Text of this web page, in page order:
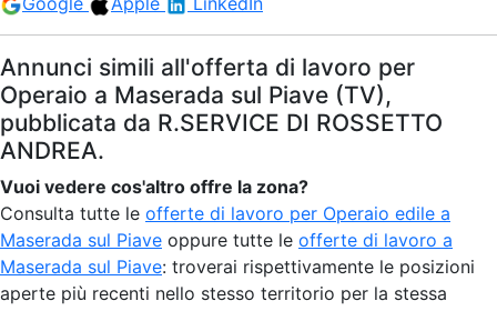
Annunci simili all'offerta di lavoro per
Operaio a Maserada sul Piave (TV),
pubblicata da R.SERVICE DI ROSSETTO
ANDREA.
Vuoi vedere cos'altro offre la zona?
Consulta tutte le offerte di lavoro per Operaio edile a
Maserada sul Piave oppure tutte le offerte di lavoro a
Maserada sul Piave: troverai rispettivamente le posizioni
aperte più recenti nello stesso territorio per la stessa